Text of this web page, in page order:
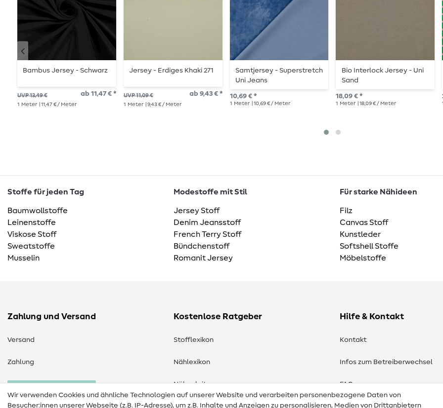
Bambus Jersey - Schwarz
UVP 13,49 € ab 11,47 € *
1 Meter | 11,47 € / Meter
Jersey - Erdiges Khaki 271
UVP 11,09 € ab 9,43 € *
1 Meter | 9,43 € / Meter
Samtjersey - Superstretch
Uni Jeans
10,69 € *
1 Meter | 10,69 € / Meter
Bio Interlock Jersey - Uni
Sand
18,09 € *
1 Meter | 18,09 € / Meter
Stoffe für jeden Tag
Baumwollstoffe
Leinenstoffe
Viskose Stoff
Sweatstoffe
Musselin
Modestoffe mit Stil
Jersey Stoff
Denim Jeansstoff
French Terry Stoff
Bündchenstoff
Romanit Jersey
Für starke Nähideen
Filz
Canvas Stoff
Kunstleder
Softshell Stoffe
Möbelstoffe
Zahlung und Versand
Versand
Zahlung
Kostenlose Ratgeber
Stofflexikon
Nählexikon
Nähanleitungen
Hilfe & Kontakt
Kontakt
Infos zum Betreiberwechsel
FAQ
Wir verwenden Cookies und ähnliche Technologien auf unserer Website und verarbeiten personenbezogene Daten von
Besucher:innen unserer Webseite (z.B. IP-Adresse), um z.B. Inhalte und Anzeigen zu personalisieren, Medien von Drittanbietern